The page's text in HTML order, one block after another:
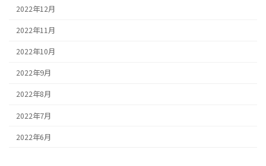
2022年12月
2022年11月
2022年10月
2022年9月
2022年8月
2022年7月
2022年6月